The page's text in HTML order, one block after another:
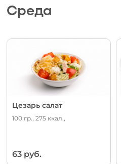
Среда
Цезарь салат
100 гр., 275 ккал.,
63 руб.